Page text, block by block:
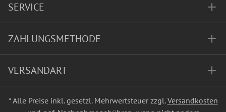
SERVICE
ZAHLUNGSMETHODE
VERSANDART
* Alle Preise inkl. gesetzl. Mehrwertsteuer zzgl.Versandkosten